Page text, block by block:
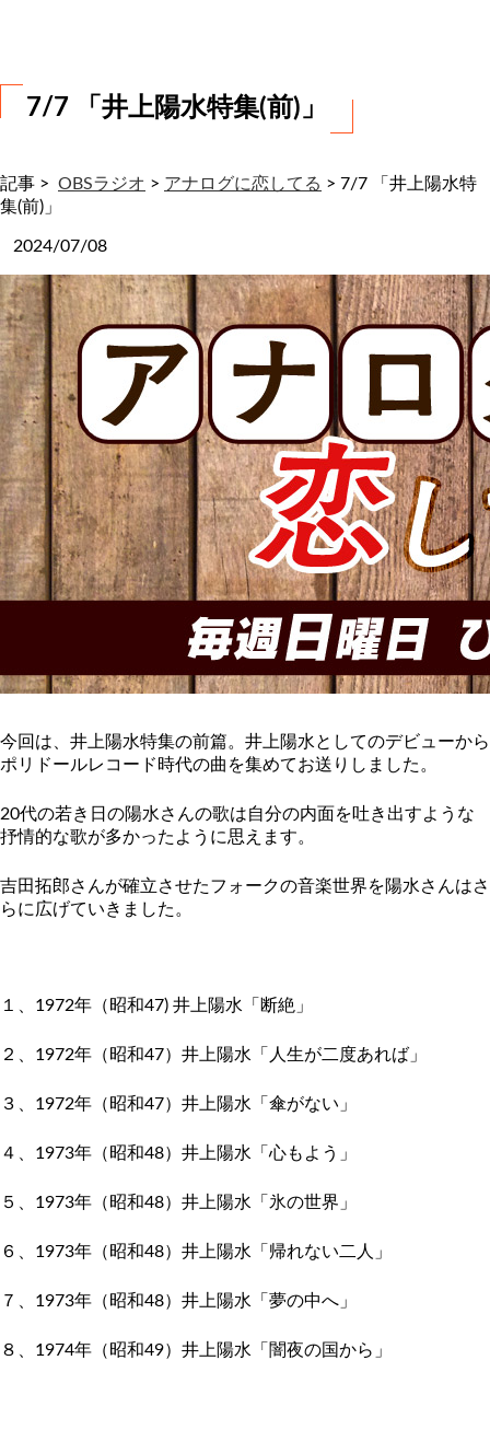
7/7 「井上陽水特集(前)」
記事 > OBSラジオ > アナログに恋してる > 7/7 「井上陽水特
集(前)」
2024/07/08
今回は、井上陽水特集の前篇。 井上陽水としてのデビューから
ポリドールレコード時代の曲を集めてお送りしました。
20代の若き日の陽水さんの歌は自分の内面を吐き出すような
抒情的な歌が多かったように思えます。
吉田拓郎さんが確立させたフォークの音楽世界を陽水さんはさ
らに広げていきました。
１、1972年（昭和47) 井上陽水「断絶」
２、1972年（昭和47）井上陽水「人生が二度あれば」
３、1972年（昭和47）井上陽水「傘がない」
４、1973年（昭和48）井上陽水「心もよう」
５、1973年（昭和48）井上陽水「氷の世界」
６、1973年（昭和48）井上陽水「帰れない二人」
７、1973年（昭和48）井上陽水「夢の中へ」
８、1974年（昭和49）井上陽水「闇夜の国から」